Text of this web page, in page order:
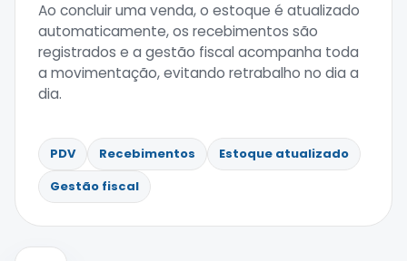
Ao concluir uma venda, o estoque é atualizado
automaticamente, os recebimentos são
registrados e a gestão fiscal acompanha toda
a movimentação, evitando retrabalho no dia a
dia.
PDV Recebimentos
Estoque atualizado
Gestão fiscal